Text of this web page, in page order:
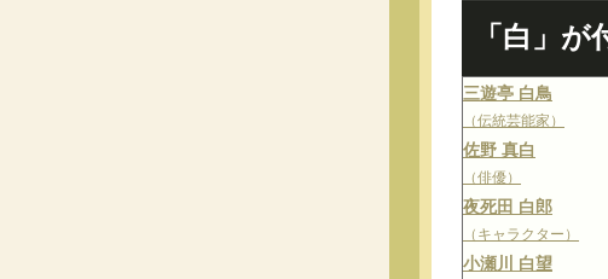
「白」が
三遊亭 白鳥
（伝統芸能家）
佐野 真白
（俳優）
夜死田 白郎
（キャラクター）
小瀬川 白望